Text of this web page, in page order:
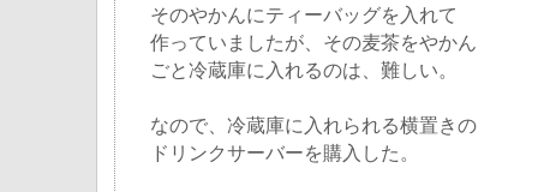
そのやかんにティーバッグを入れて
作っていましたが、その麦茶をやかん
ごと冷蔵庫に入れるのは、難しい。
なので、冷蔵庫に入れられる横置きの
ドリンクサーバーを購入した。